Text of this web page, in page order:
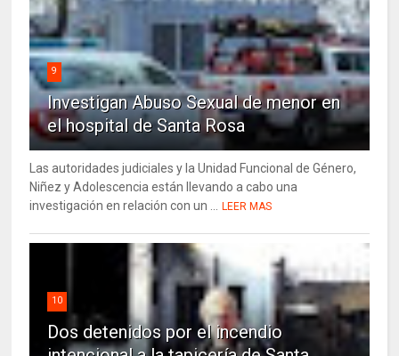
9
Investigan Abuso Sexual de menor en
el hospital de Santa Rosa
Las autoridades judiciales y la Unidad Funcional de Género,
Niñez y Adolescencia están llevando a cabo una
investigación en relación con un ...
LEER MAS
10
Dos detenidos por el incendio